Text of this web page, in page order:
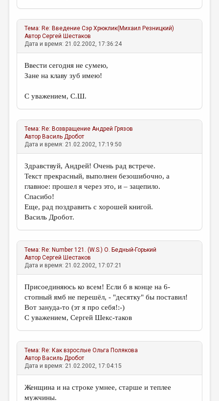
Тема: Re: Введение Сэр Хрюклик(Михаил Резницкий)
АвторСергей Шестаков
Дата и время: 21.02.2002, 17:36:24
Ввести сегодня не сумею,
Зане на клаву зуб имею!
С уважением, С.Ш.
Тема: Re: Возвращение Андрей Грязов
Автор Василь Дробот
Дата и время: 21.02.2002, 17:19:50
Здравствуй, Андрей! Очень рад встрече.
Текст прекрасный, выполнен безошибочно, а
главное: прошел я через это, и – зацепило.
Спасибо!
Еще, рад поздравить с хорошей книгой.
Василь Дробот.
Тема: Re: Number 121. (W.S.) О. Бедный-Горький
АвторСергей Шестаков
Дата и время: 21.02.2002, 17:07:21
Присоединяюсь ко всем! Если б в конце на 6-
стопный ямб не перешёл, - "десятку" бы поставил!
Вот зануда-то (эт я про себя!:-)
С уважением, Сергей Шекс-таков
Тема: Re: Как взрослые Ольга Полякова
Автор Василь Дробот
Дата и время: 21.02.2002, 17:04:15
Женщина и на строке умнее, старше и теплее
мужчины.